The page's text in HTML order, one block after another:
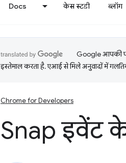
Docs केस स्टडी ब्लॉग
Google आपकी
इस्तेमाल करता है. एआई से मिले अनुवादों में
Chrome for Developers
Snap इवेंट